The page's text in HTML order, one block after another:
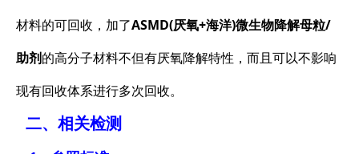
材料的可回收，加了ASMD(厌氧+海洋)微生物降解母粒/
助剂的高分子材料不但有厌氧降解特性，而且可以不影响
现有回收体系进行多次回收。
二、相关检测